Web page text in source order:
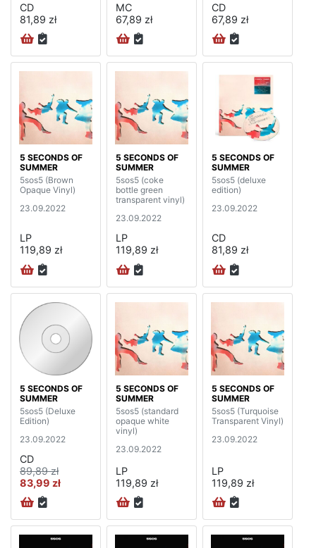
CD
81,89 zł
MC
67,89 zł
CD
67,89 zł
5 SECONDS OF
SUMMER
5sos5 (Brown
Opaque Vinyl)
23.09.2022
LP
119,89 zł
5 SECONDS OF
SUMMER
5sos5 (coke
bottle green
transparent vinyl)
23.09.2022
LP
119,89 zł
5 SECONDS OF
SUMMER
5sos5 (deluxe
edition)
23.09.2022
CD
81,89 zł
5 SECONDS OF
SUMMER
5sos5 (Deluxe
Edition)
23.09.2022
CD
89,89 zł
83,99 zł
5 SECONDS OF
SUMMER
5sos5 (standard
opaque white
vinyl)
23.09.2022
LP
119,89 zł
5 SECONDS OF
SUMMER
5sos5 (Turquoise
Transparent Vinyl)
23.09.2022
LP
119,89 zł